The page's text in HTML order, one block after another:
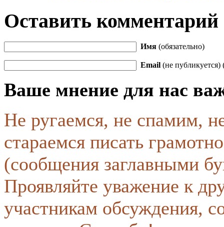
Оставить комментарий
Имя (обязательно)
Email (не публикуется)
Ваше мнение для нас
Не ругаемся, не спамим,
стараемся писать
(сообщения заглавными
Проявляйте уважение к
участникам обсуждения,